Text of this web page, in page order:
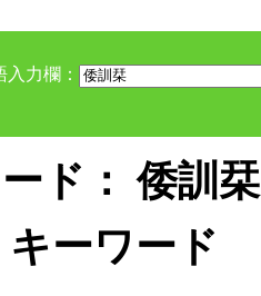
入力欄：
ド： 倭訓
ーワード